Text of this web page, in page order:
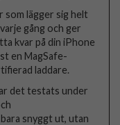
som lägger sig helt
gång och ger
kvar på din iPhone
en MagSafe-
laddare.
det testats under
snyggt ut, utan